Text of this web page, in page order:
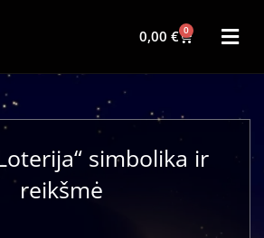
0,00 € 0
simbolika ir
reikšmė